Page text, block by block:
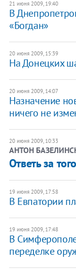
21 июня 2009, 19:40
В
«Богдан»
20 июня 2009, 15:39
На Донецких
20 июня 2009, 14:07
Назначение
ничего не
20 июня 2009, 10:33
АНТОН
Ответь за
19 июня 2009, 17:58
В Евпатории
19 июня 2009, 17:48
В
переделке